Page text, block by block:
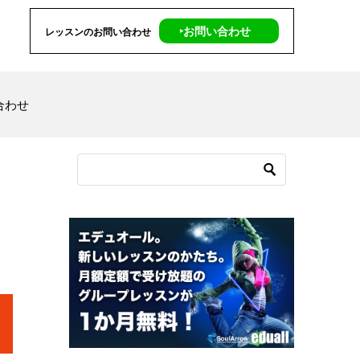
レッスンのお問い合わせ ‣お問い合わせ
わせ